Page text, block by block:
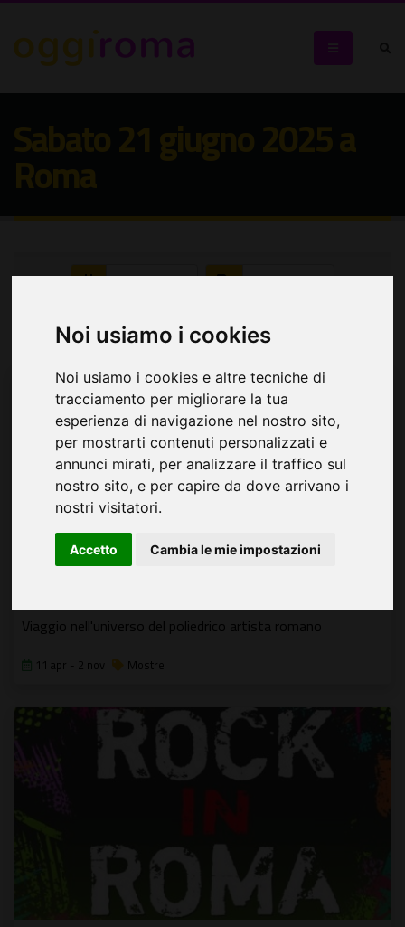
Noi usiamo i cookies
Noi usiamo i cookies e altre tecniche di
tracciamento per migliorare la tua
esperienza di navigazione nel nostro sito,
per mostrarti contenuti personalizzati e
annunci mirati, per analizzare il traffico sul
nostro sito, e per capire da dove arrivano i
nostri visitatori.
Accetto Cambia le mie impostazioni
Seleziona: Seleziona:
Viaggio nell'universo del poliedrico artista romano
11 apr - 2 nov Mostre